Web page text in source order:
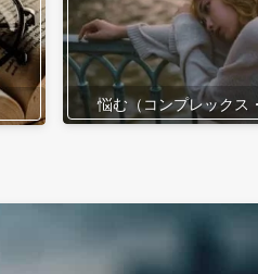
悩む（コンプレックス